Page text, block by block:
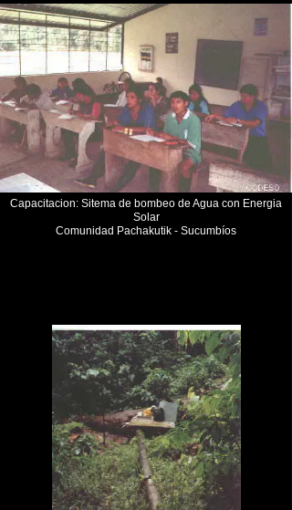
Capacitacion: Sitema de bombeo de Agua con Energia
Solar
Comunidad Pachakutik - Sucumbíos